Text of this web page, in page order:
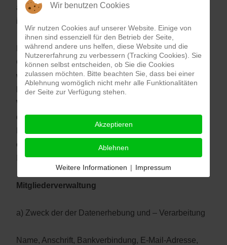
als nicht zustimmungspflichtig eingeordneten Cookies
ist Art. 6 Abs. 1 lit. f DSGVO.
Manche Browser lassen bereits in der
Grundeinstellung Cookies zu. Sollten Sie diese nicht
wünschen,
können Sie die Einstellung Ihres Browsers ändern.
Wie dies erfolgt, entnehmen Sie bitte den Angaben
des
Browser-Herstellers. Sofern Sie sich gegen Cookies
entscheiden, kann es vorkommen, dass Teile unseres
Internetangebotes nicht genutzt werden können.
Mitgliederverwaltung
a) Zweck der der Datenerhebung und – Verarbeitung
Name, Anschrift, Bankverbindung, E-Mail-Adresse,
Wir benutzen Cookies
Wir nutzen Cookies auf unserer Website. Einige von
ihnen sind essenziell für den Betrieb der Seite,
während andere uns helfen, diese Website und die
Nutzererfahrung zu verbessern (Tracking Cookies). Sie
können selbst entscheiden, ob Sie die Cookies
zulassen möchten. Bitte beachten Sie, dass bei einer
Ablehnung womöglich nicht mehr alle Funktionalitäten
der Seite zur Verfügung stehen.
Akzeptieren
Ablehnen
Weitere Informationen | Impressum